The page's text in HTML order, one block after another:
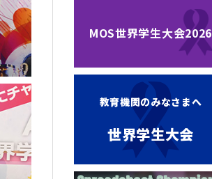
MOS世界学生大会2026
教育機関のみなさまへ
世界学生大会